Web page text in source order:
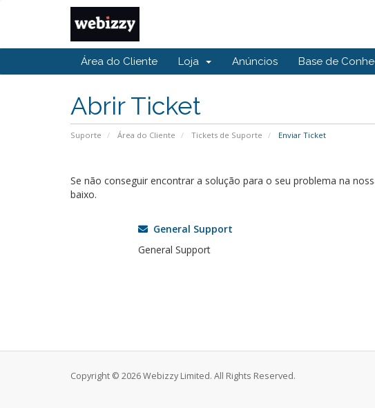
Área do Cliente Loja Anúncios Base de
Abrir Ticket
Suporte Área do Cliente Tickets de Suporte Enviar Ticket
Se não conseguir encontrar a solução para o seu problema na
baixo.
General Support
General Support
Copyright © 2026 Webizzy Limited. All Rights Reserved.